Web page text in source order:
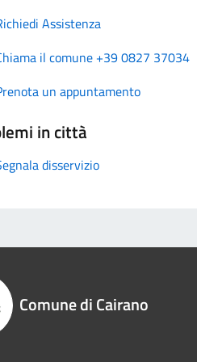
Assistenza
il comune +39 0827 37034
un appuntamento
in città
disservizio
Comune di Cairano